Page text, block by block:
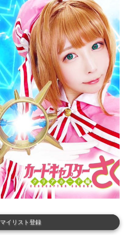
マイリスト登録